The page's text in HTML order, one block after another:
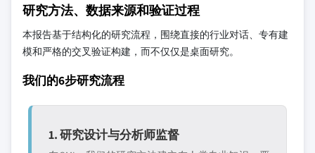
研究方法、数据来源和验证过程
本报告基于结构化的研究流程，围绕直接的行业对话、专有建
模和严格的交叉验证构建，而不仅仅是桌面研究。
我们的6步研究流程
1. 研究设计与分析师监督